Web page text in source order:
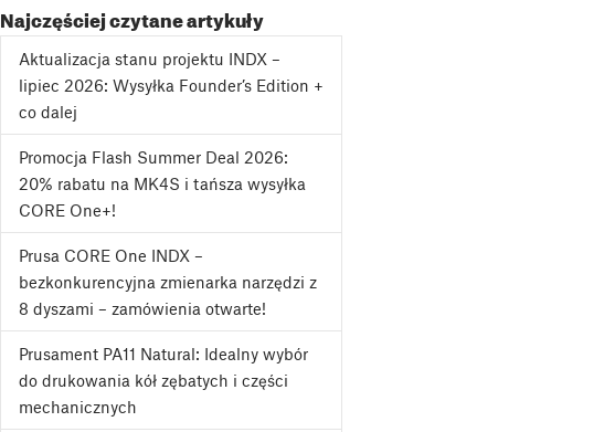
Najczęściej czytane artykuły
Aktualizacja stanu projektu INDX –
lipiec 2026: Wysyłka Founder’s Edition +
co dalej
Promocja Flash Summer Deal 2026:
20% rabatu na MK4S i tańsza wysyłka
CORE One+!
Prusa CORE One INDX –
bezkonkurencyjna zmienarka narzędzi z
8 dyszami – zamówienia otwarte!
Prusament PA11 Natural: Idealny wybór
do drukowania kół zębatych i części
mechanicznych